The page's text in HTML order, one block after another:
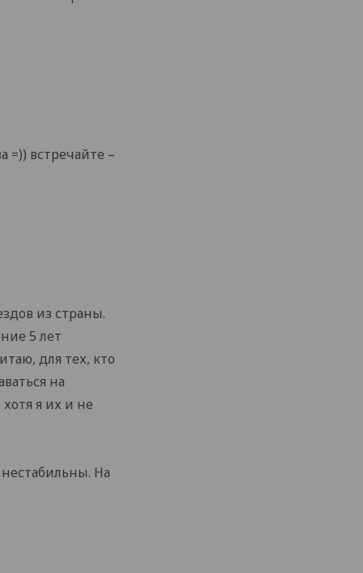
встречайте –
из страны.
5 лет
для тех, кто
на
я их и не
На